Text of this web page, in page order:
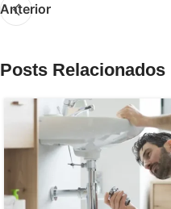
Anterior
Posts Relacionados